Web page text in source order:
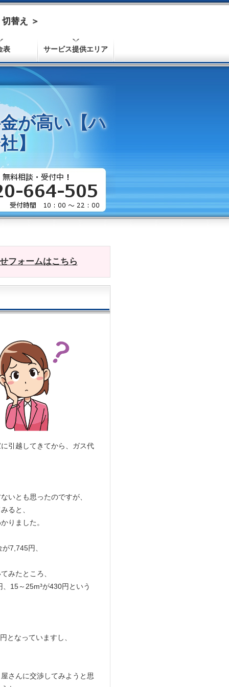
替え ＞
が高い【ハ
】
フォームはこちら
引越してきてから、ガス代
いとも思ったのですが、
ると、
りました。
7,745円、
みたところ、
15～25m³が430円という
となっていますし、
さんに交渉してみようと思
表 サービス提供エリア